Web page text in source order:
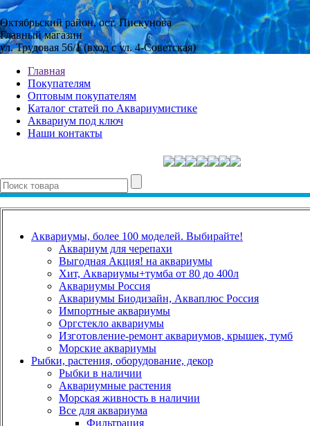
Октябрьский район, ост. Пискунова
Главный магазин
ул. Трудовая 56/1 (вход с ул. 4-Советская)
Главная
Покупателям
Оптовым покупателям
Каталог статей по Аквариумистике
Аквариум под ключ
Наши контакты
Аквариумы, более 100 моделей. Выбирайте!
Аквариум для черепахи
Выгодная Акция! на аквариумы
Хит, Аквариумы+тумба от 80 до 400л
Аквариумы Россия
Аквариумы Биодизайн, Акваплюс Россия
Импортные аквариумы
Оргстекло аквариумы
Изготовление-ремонт аквариумов, крышек, тумб
Морские аквариумы
Рыбки, растения, оборудование, декор
Рыбки в наличии
Аквариумные растения
Морская живность в наличии
Все для аквариума
Фильтрация